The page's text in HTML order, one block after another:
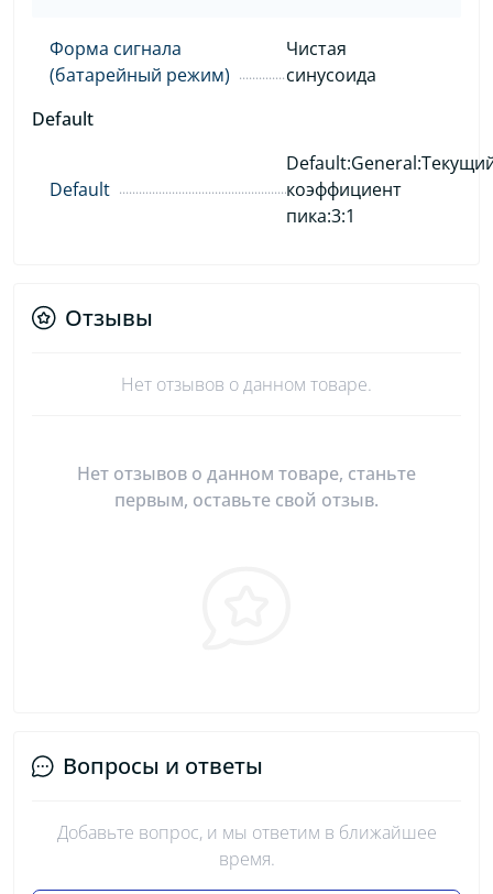
Форма сигнала
(батарейный режим)
Чистая
синусоида
Default
Default
коэффициент
пика:3:1
Отзывы
Нет отзывов о данном товаре.
Нет отзывов о данном товаре, станьте
первым, оставьте свой отзыв.
Вопросы и ответы
Добавьте вопрос, и мы ответим в ближайшее
время.